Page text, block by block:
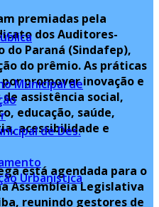
Municipal de
de Des.
Urbanística
premiadas pela
dos Auditores-
do Paraná (Sindafep),
do prêmio. As práticas
promover inovação e
assistência social,
educação, saúde,
acessibilidade e
está agendada para o
Assembleia Legislativa
reunindo gestores de